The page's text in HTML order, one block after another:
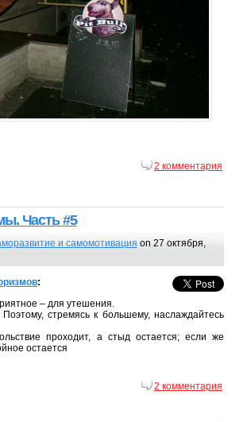
2 комментария
Часть #5
и самомотивация on 27 октября,
:
– для утешения.
стремясь к большему, наслаждайтесь
проходит, а стыд остается; если же
остается
2 комментария